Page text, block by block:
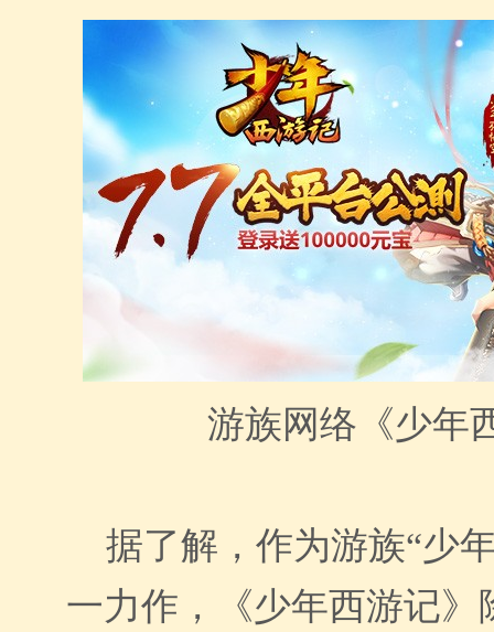
游族网络《少年
据了解， 作为游族“少
一力作 ，《少年西游记》